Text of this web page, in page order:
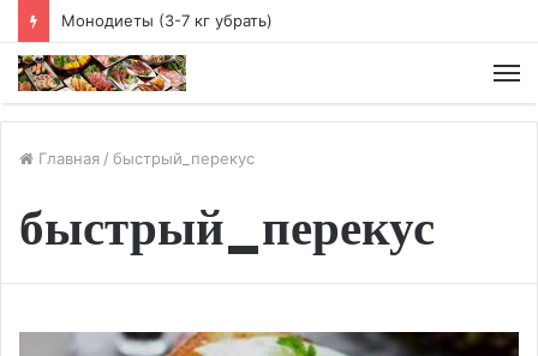
Чайная диета
Главная / быстрый_перекус
быстрый_перекус